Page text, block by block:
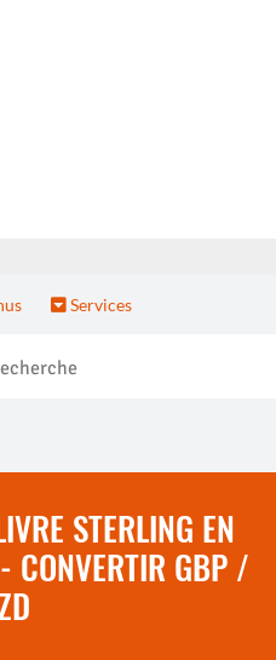
Services
STERLING EN
CONVERTIR GBP /